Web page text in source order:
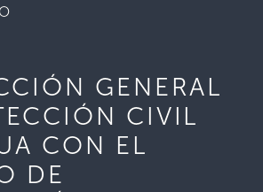
GENERAL
CIVIL
CON EL
DE